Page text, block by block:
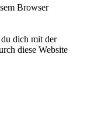
Browser
dich mit der
diese Website